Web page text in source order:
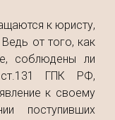
к юристу,
от того, как
соблюдены ли
ст.131 ГПК РФ,
к своему
поступивших